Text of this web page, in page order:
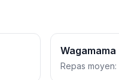
Wagamama
Repas moyen: